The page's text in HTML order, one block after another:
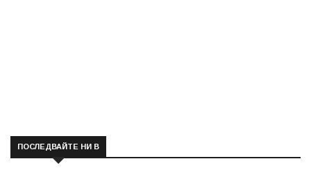
ПОСЛЕДВАЙТЕ НИ В